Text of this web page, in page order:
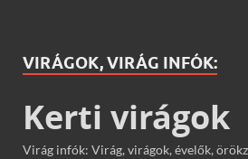
VIRÁGOK, VIRÁG INFÓK:
Kerti virágok
Virág infók: Virág, virágok, évelők,